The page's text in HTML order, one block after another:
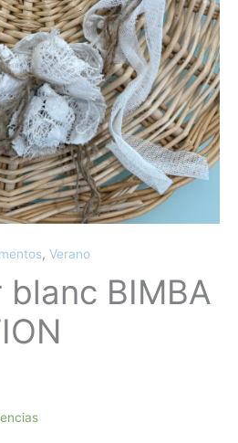
, Verano
BIMBA